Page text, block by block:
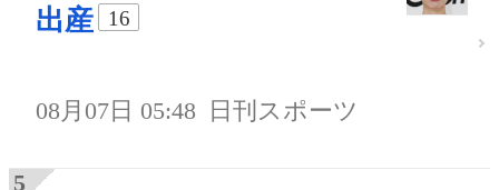
出産
16
08月07日 05:48 日刊スポーツ